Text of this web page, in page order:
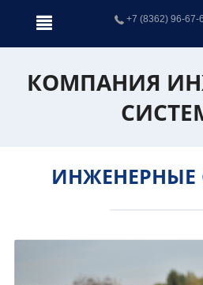
+7 (8362) 96-67-
КОМПАНИЯ
ИНЖЕНЕРНЫЕ